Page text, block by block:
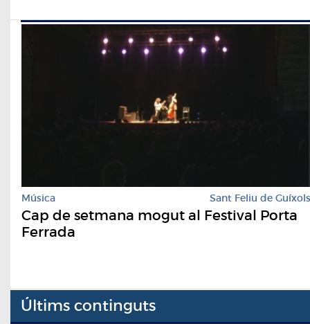
Música Sant Feliu de Guíxols
Cap de setmana mogut al Festival Porta
Ferrada
Últims continguts